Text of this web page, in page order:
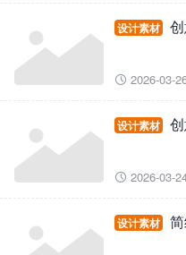
设计素材
 2026-03-
设计素材
 2026-03-
设计素材